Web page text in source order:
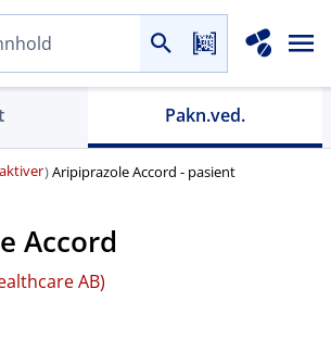
Pakn.ved.
)Aripiprazole Accord - pasient
Accord
AB)